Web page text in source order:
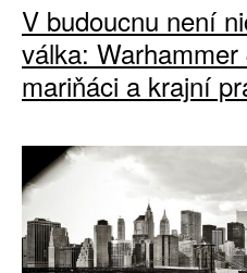
V budoucnu není
válka:
mariňáci a krajní